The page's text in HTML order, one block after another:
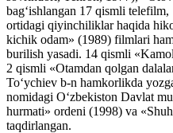
bag‘ishlangan 17 qismli
ortidagi qiyinchiliklar haqida
kichik odam» (1989) filmlari
burilish yasadi. 14 qismli
2 qismli «Otamdan qolgan
To‘ychiev b-n hamkorlikda
nomidagi O‘zbekiston Davlat
hurmati» ordeni (1998) va
taqdirlangan.